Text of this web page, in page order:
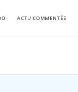
ACTU COMMENTÉE